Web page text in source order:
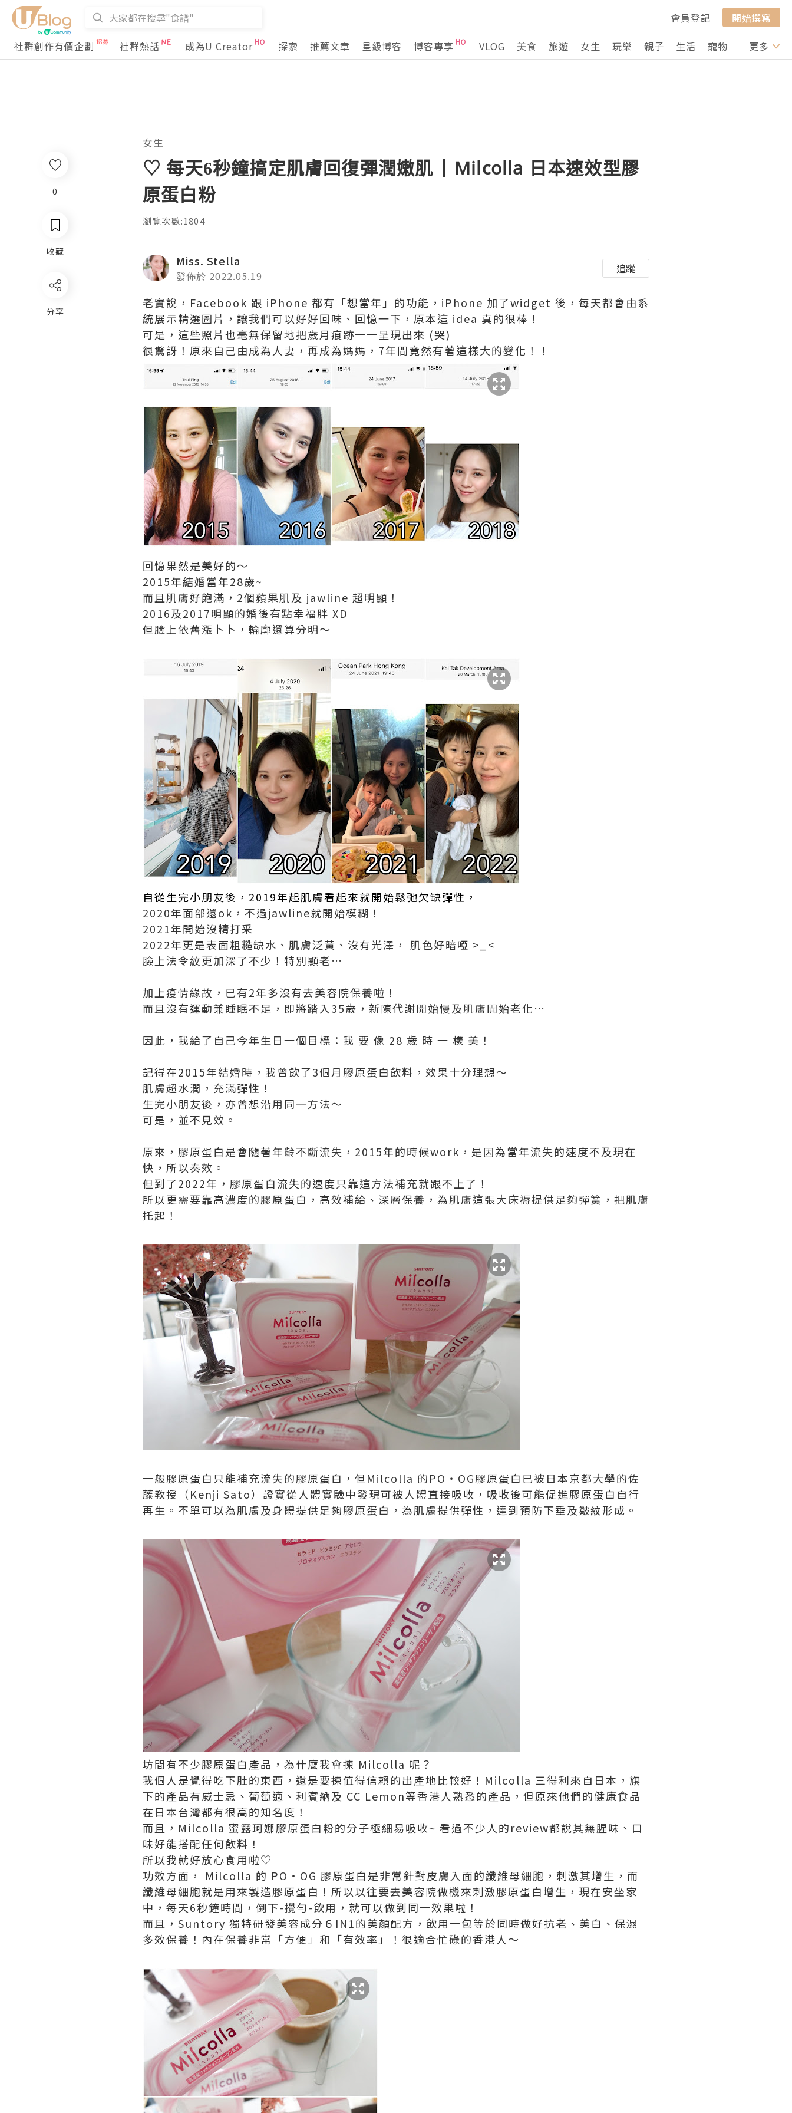
會員登記
開始撰寫
社群創作有價企劃
社群熱話 成為U Creator 探索 推薦文章 星級博客 博客專享 VLOG 美食 旅遊 女生 玩樂 親子 生活 寵物 行山 打卡
更多
0
收藏
分享
女生
♡︎ 每天6秒鐘搞定肌膚回復彈潤嫩肌 | Milcolla 日本速效型膠
原蛋白粉
瀏覽次數:1804
Miss. Stella
發佈於 2022.05.19
追蹤
老實說，Facebook 跟 iPhone 都有「想當年」的功能，iPhone 加了widget 後，每天都會由系
統展示精選圖片，讓我們可以好好回味、回憶一下，原本這 idea 真的很棒！
可是，這些照片也毫無保留地把歲月痕跡一一呈現出來 (哭)
很驚訝！原來自己由成為人妻，再成為媽媽，7年間竟然有著這樣大的變化！！
回憶果然是美好的～
2015年結婚當年28歲~
而且肌膚好飽滿，2個蘋果肌及 jawline 超明顯！
2016及2017明顯的婚後有點幸福胖 XD
但臉上依舊漲卜卜，輪廓還算分明～
自從生完小朋友後，2019年起肌膚看起來就開始鬆弛欠缺彈性，
2020年面部還ok，不過jawline就開始模糊！
2021年開始沒精打采
2022年更是表面粗糙缺水、肌膚泛黃、沒有光澤， 肌色好暗啞 >_<
臉上法令紋更加深了不少！特別顯老…
加上疫情緣故，已有2年多沒有去美容院保養啦！
而且沒有運動兼睡眠不足，即將踏入35歲，新陳代謝開始慢及肌膚開始老化…
因此，我給了自己今年生日一個目標：我 要 像 28 歲 時 一 樣 美！
記得在2015年結婚時，我曾飲了3個月膠原蛋白飲料，效果十分理想～
肌膚超水潤，充滿彈性！
生完小朋友後，亦曾想沿用同一方法～
可是，並不見效。
原來，膠原蛋白是會隨著年齡不斷流失，2015年的時候work，是因為當年流失的速度不及現在
快，所以奏效。
但到了2022年，膠原蛋白流失的速度只靠這方法補充就跟不上了！
所以更需要靠高濃度的膠原蛋白，高效補給、深層保養，為肌膚這張大床褥提供足夠彈簧，把肌膚
托起！
一般膠原蛋白只能補充流失的膠原蛋白，但Milcolla 的PO・OG膠原蛋白已被日本京都大學的佐
藤教授（Kenji Sato）證實從人體實驗中發現可被人體直接吸收，吸收後可能促進膠原蛋白自行
再生。不單可以為肌膚及身體提供足夠膠原蛋白，為肌膚提供彈性，達到預防下垂及皺紋形成。
坊間有不少膠原蛋白產品，為什麼我會揀 Milcolla 呢？
我個人是覺得吃下肚的東西，還是要揀值得信賴的出產地比較好！Milcolla 三得利來自日本，旗
下的產品有威士忌、‎葡萄適、‎利賓納及 CC Lemon等香港人熟悉的產品，但原來他們的健康食品
在日本台灣都有很高的知名度！
而且，Milcolla 蜜露珂娜膠原蛋白粉的分子極細易吸收~ 看過不少人的review都說其無腥味、口
味好能搭配任何飲料！
所以我就好放心食用啦♡︎
功效方面， Milcolla 的 PO・OG 膠原蛋白是非常針對皮膚入面的纖維母細胞，刺激其增生，而
纖維母細胞就是用來製造膠原蛋白！所以以往要去美容院做機來刺激膠原蛋白增生，現在安坐家
中，每天6秒鐘時間，倒下-攪勻-飲用，就可以做到同一效果啦！
而且，Suntory 獨特研發美容成分６IN1的美顏配方，飲用一包等於同時做好抗老、美白、保濕
多效保養！內在保養非常「方便」和「有效率」！很適合忙碌的香港人～